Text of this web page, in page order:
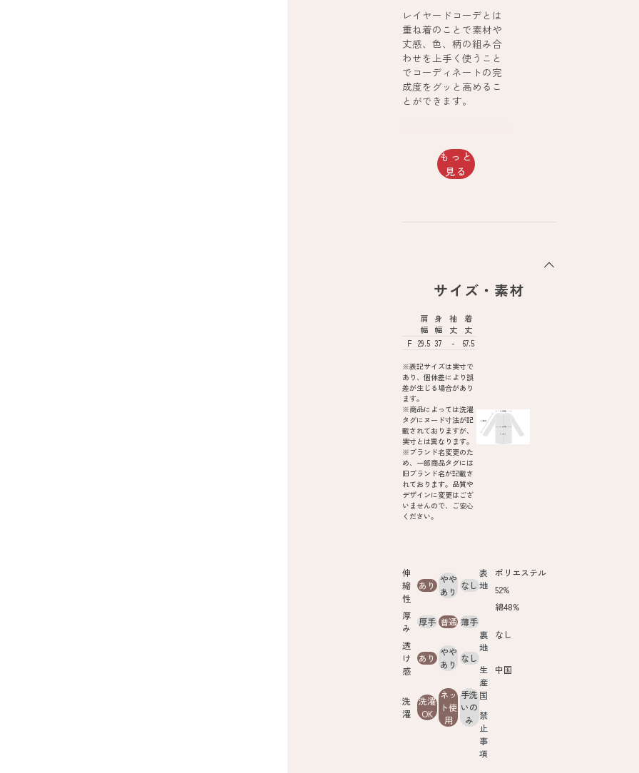
レイヤードコーデとは
重ね着のことで素材や
丈感、色、柄の組み合
わせを上手く使うこと
でコーディネートの完
成度をグッと高めるこ
とができます。
もっと
見る
サイズ・素材
肩
幅
身
幅
袖
丈
着
丈
F 29.5 37 - 67.5
※表記サイズは実寸で
あり、個体差により誤
差が生じる場合があり
ます。
※商品によっては洗濯
タグにヌード寸法が記
載されておりますが、
実寸とは異なります。
※ブランド名変更のた
め、一部商品タグには
旧ブランド名が記載さ
れております。品質や
デザインに変更はござ
いませんので、ご安心
ください。
伸
縮
性
あり
やや
あり
なし
厚
み
厚手 普通 薄手
透
け
感
あり
やや
あり
なし
洗
濯
洗濯
OK
ネッ
ト使
用
手洗
いの
み
表
地
ポリエステル
52%
綿48%
裏
地
なし
生
産
国
中国
禁
止
事
項